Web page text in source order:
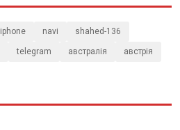
iphone navi shahed-136
telegram австралія австрія